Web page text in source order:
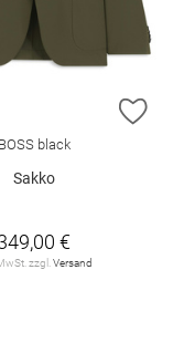
HINZUFÜGEN
BOSS black
Sakko
€
zzgl.Versand